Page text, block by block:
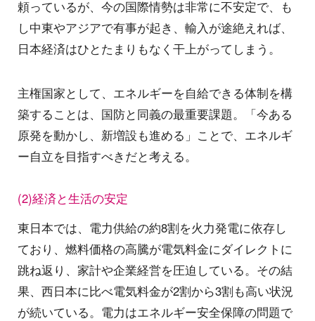
頼っているが、今の国際情勢は非常に不安定で、も
し中東やアジアで有事が起き、輸入が途絶えれば、
日本経済はひとたまりもなく干上がってしまう。
主権国家として、エネルギーを自給できる体制を構
築することは、国防と同義の最重要課題。「今ある
原発を動かし、新増設も進める」ことで、エネルギ
ー自立を目指すべきだと考える。
(2)経済と生活の安定
東日本では、電力供給の約8割を火力発電に依存し
ており、燃料価格の高騰が電気料金にダイレクトに
跳ね返り、家計や企業経営を圧迫している。その結
果、西日本に比べ電気料金が2割から3割も高い状況
が続いている。電力はエネルギー安全保障の問題で